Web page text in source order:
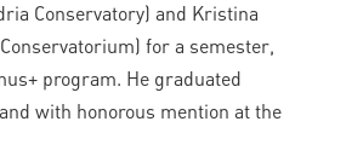
Conservatory) and Kristina
for a semester,
program. He graduated
with honorous mention at the